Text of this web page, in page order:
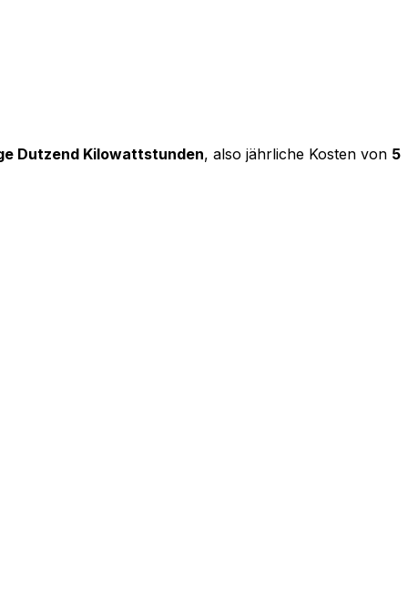
Dutzend Kilowattstunden, also jährliche Kosten von 5